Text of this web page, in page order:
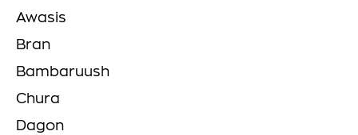
Awasis
Bran
Bambaruush
Chura
Dagon